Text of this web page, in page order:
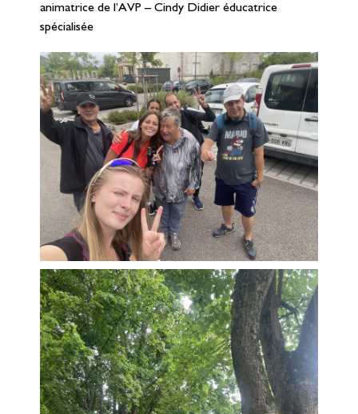
animatrice de l’AVP – Cindy Didier éducatrice
spécialisée